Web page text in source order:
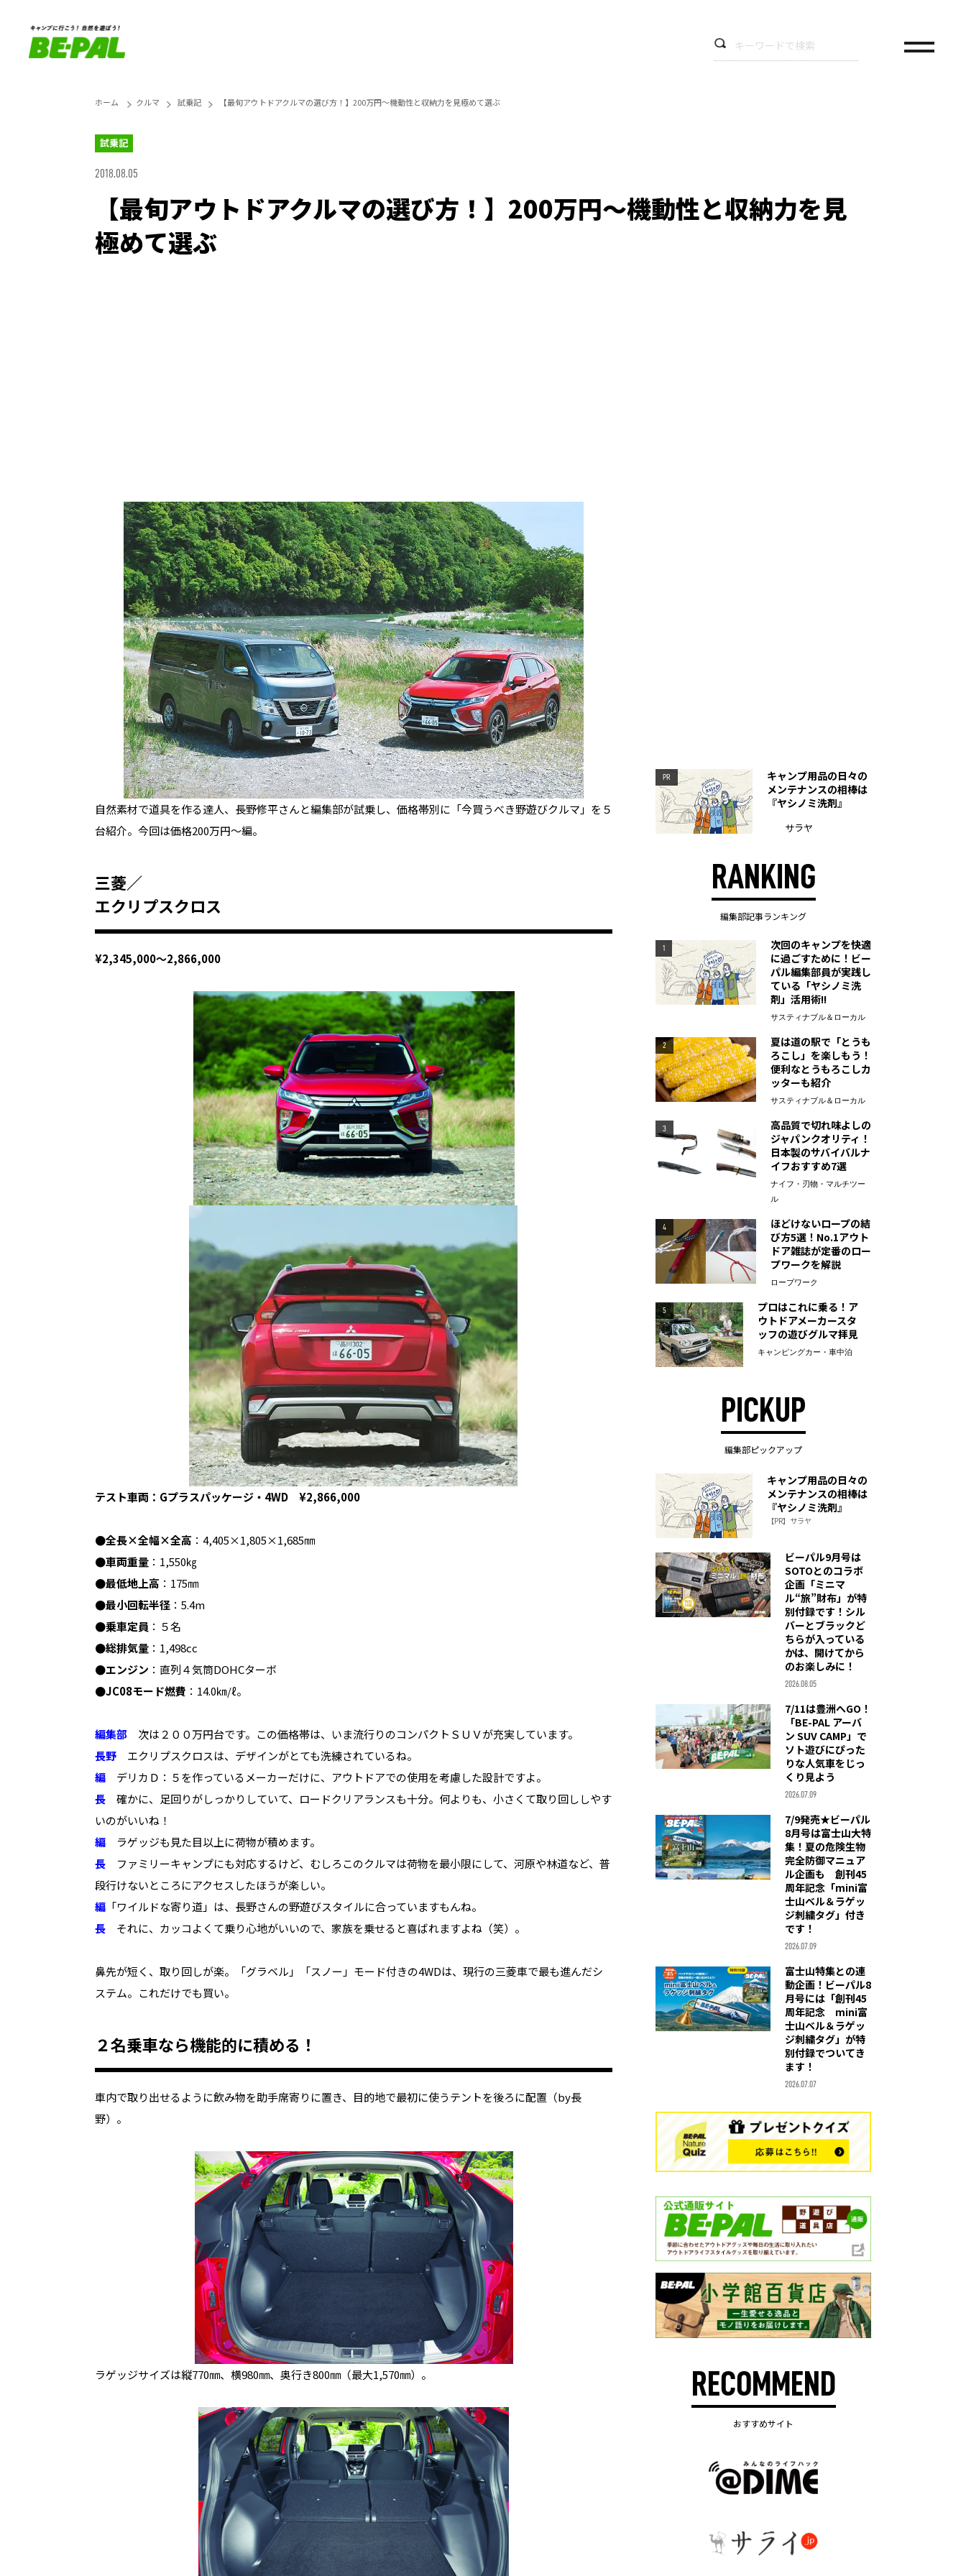
ホーム クルマ 試乗記 【最旬アウトドアクルマの選び方！】200万円～機動性と収納力を見極めて選ぶ
試乗記
2018.08.05
【最旬アウトドアクルマの選び方！】200万円～機動性と収納力を見
極めて選ぶ
自然素材で道具を作る達人、長野修平さんと編集部が試乗し、価格帯別に「今買うべき野遊びクルマ」を５
台紹介。今回は価格200万円～編。
三菱／
エクリプスクロス
¥2,345,000～2,866,000
テスト車両：Gプラスパッケージ・4WD ¥2,866,000
●全長×全幅×全高 ：4,405×1,805×1,685㎜
●車両重量 ：1,550㎏
●最低地上高 ：175㎜
●最小回転半径 ：5.4m
●乗車定員 ：５名
●総排気量 ：1,498cc
●エンジン ：直列４気筒DOHCターボ
●JC08モード燃費 ：14.0㎞/ℓ。
編集部 次は２００万円台です。この価格帯は、いま流行りのコンパクトＳＵＶが充実しています。
長野 エクリプスクロスは、デザインがとても洗練されているね。
編 デリカＤ：５を作っているメーカーだけに、アウトドアでの使用を考慮した設計ですよ。
長 確かに、足回りがしっかりしていて、ロードクリアランスも十分。何よりも、小さくて取り回ししやす
いのがいいね！
編 ラゲッジも見た目以上に荷物が積めます。
長 ファミリーキャンプにも対応するけど、むしろこのクルマは荷物を最小限にして、河原や林道など、普
段行けないところにアクセスしたほうが楽しい。
編 「ワイルドな寄り道」は、長野さんの野遊びスタイルに合っていますもんね。
長 それに、カッコよくて乗り心地がいいので、家族を乗せると喜ばれますよね（笑）。
鼻先が短く、取り回しが楽。「グラベル」「スノー」モード付きの4WDは、現行の三菱車で最も進んだシ
ステム。これだけでも買い。
２名乗車なら機能的に積める！
車内で取り出せるように飲み物を助手席寄りに置き、目的地で最初に使うテントを後ろに配置（by長
野）。
ラゲッジサイズは縦770㎜、横980㎜、奥行き800㎜（最大1,570㎜）。
PR
キャンプ用品の日々の
メンテナンスの相棒は
『ヤシノミ洗剤』
サラヤ
RANKING
編集部記事ランキング
1
次回のキャンプを快適
に過ごすために！ビー
パル編集部員が実践し
ている「ヤシノミ洗
剤」活用術!!
サスティナブル＆ローカル
2
夏は道の駅で「とうも
ろこし」を楽しもう！
便利なとうもろこしカ
ッターも紹介
サスティナブル＆ローカル
3
高品質で切れ味よしの
ジャパンクオリティ！
日本製のサバイバルナ
イフおすすめ7選
ナイフ・刃物・マルチツー
ル
4
ほどけないロープの結
び方5選！No.1アウト
ドア雑誌が定番のロー
プワークを解説
ロープワーク
5
プロはこれに乗る！ア
ウトドアメーカースタ
ッフの遊びグルマ拝見
キャンピングカー・車中泊
PICKUP
編集部ピックアップ
キャンプ用品の日々の
メンテナンスの相棒は
『ヤシノミ洗剤』
【PR】サラヤ
ビーパル9月号は
SOTOとのコラボ
企画「ミニマ
ル“旅”財布」が特
別付録です！シル
バーとブラックど
ちらが入っている
かは、開けてから
のお楽しみに！
2026.08.05
7/11は豊洲へGO！
「BE-PAL アーバ
ン SUV CAMP」で
ソト遊びにぴった
りな人気車をじっ
くり見よう
2026.07.09
7/9発売★ビーパル
8月号は富士山大特
集！夏の危険生物
完全防御マニュア
ル企画も 創刊45
周年記念「mini富
士山ベル＆ラゲッ
ジ刺繍タグ」付き
です！
2026.07.09
富士山特集との連
動企画！ビーパル8
月号には「創刊45
周年記念 mini富
士山ベル＆ラゲッ
ジ刺繍タグ」が特
別付録でついてき
ます！
2026.07.07
RECOMMEND
おすすめサイト